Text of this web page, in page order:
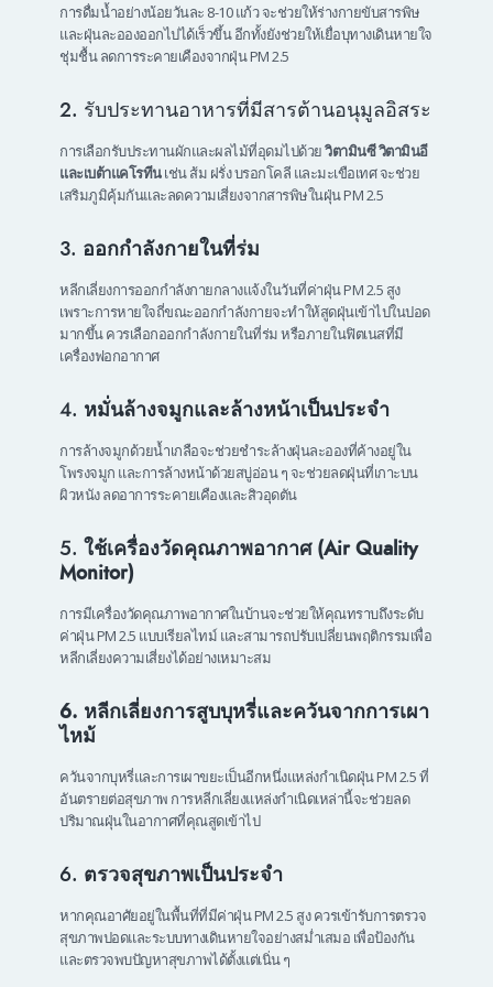
การดื่มน้ำอย่างน้อยวันละ 8-10 แก้ว จะช่วยให้ร่างกายขับสารพิษ
และฝุ่นละอองออกไปได้เร็วขึ้น อีกทั้งยังช่วยให้เยื่อบุทางเดินหายใจ
ชุ่มชื้น ลดการระคายเคืองจากฝุ่น PM 2.5
2. รับประทานอาหารที่มีสารต้านอนุมูลอิสระ
การเลือกรับประทานผักและผลไม้ที่อุดมไปด้วยวิตามินซี วิตามินอี
และเบต้าแคโรทีนเช่น ส้ม ฝรั่ง บรอกโคลี และมะเขือเทศ จะช่วย
เสริมภูมิคุ้มกันและลดความเสี่ยงจากสารพิษในฝุ่น PM 2.5
3. ออกกำลังกายในที่ร่ม
หลีกเลี่ยงการออกกำลังกายกลางแจ้งในวันที่ค่าฝุ่น PM 2.5 สูง
เพราะการหายใจถี่ขณะออกกำลังกายจะทำให้สูดฝุ่นเข้าไปในปอด
มากขึ้น ควรเลือกออกกำลังกายในที่ร่ม หรือภายในฟิตเนสที่มี
เครื่องฟอกอากาศ
4. หมั่นล้างจมูกและล้างหน้าเป็นประจำ
การล้างจมูกด้วยน้ำเกลือจะช่วยชำระล้างฝุ่นละอองที่ค้างอยู่ใน
โพรงจมูก และการล้างหน้าด้วยสบู่อ่อน ๆ จะช่วยลดฝุ่นที่เกาะบน
ผิวหนัง ลดอาการระคายเคืองและสิวอุดตัน
5. ใช้เครื่องวัดคุณภาพอากาศ (Air Quality
Monitor)
การมีเครื่องวัดคุณภาพอากาศในบ้านจะช่วยให้คุณทราบถึงระดับ
ค่าฝุ่น PM 2.5 แบบเรียลไทม์ และสามารถปรับเปลี่ยนพฤติกรรมเพื่อ
หลีกเลี่ยงความเสี่ยงได้อย่างเหมาะสม
6. หลีกเลี่ยงการสูบบุหรี่และควันจากการเผา
ไหม้
ควันจากบุหรี่และการเผาขยะเป็นอีกหนึ่งแหล่งกำเนิดฝุ่น PM 2.5 ที่
อันตรายต่อสุขภาพ การหลีกเลี่ยงแหล่งกำเนิดเหล่านี้จะช่วยลด
ปริมาณฝุ่นในอากาศที่คุณสูดเข้าไป
6. ตรวจสุขภาพเป็นประจำ
หากคุณอาศัยอยู่ในพื้นที่ที่มีค่าฝุ่น PM 2.5 สูง ควรเข้ารับการตรวจ
สุขภาพปอดและระบบทางเดินหายใจอย่างสม่ำเสมอ เพื่อป้องกัน
และตรวจพบปัญหาสุขภาพได้ตั้งแต่เนิ่น ๆ